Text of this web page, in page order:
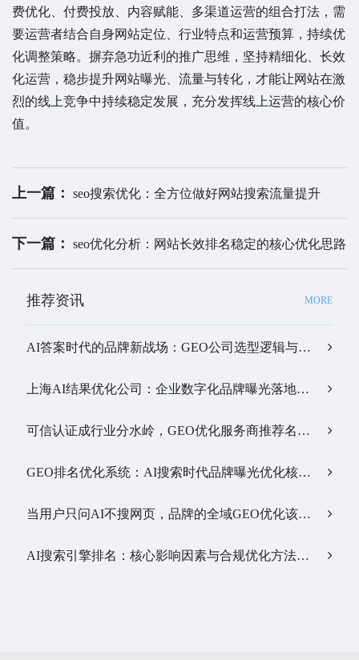
费优化、付费投放、内容赋能、多渠道运营的组合打法，需
要运营者结合自身网站定位、行业特点和运营预算，持续优
化调整策略。摒弃急功近利的推广思维，坚持精细化、长效
化运营，稳步提升网站曝光、流量与转化，才能让网站在激
烈的线上竞争中持续稳定发展，充分发挥线上运营的核心价
值。
上一篇： seo搜索优化：全方位做好网站搜索流量提升
下一篇： seo优化分析：网站长效排名稳定的核心优化思路
推荐资讯 MORE
AI答案时代的品牌新战场：GEO公司选型逻辑与实战观察…
上海AI结果优化公司：企业数字化品牌曝光落地全解析…
可信认证成行业分水岭，GEO优化服务商推荐名单有了新答案…
GEO排名优化系统：AI搜索时代品牌曝光优化核心工具…
当用户只问AI不搜网页，品牌的全域GEO优化该交给谁？…
AI搜索引擎排名：核心影响因素与合规优化方法…